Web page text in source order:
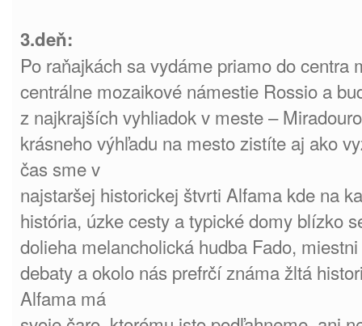
3.deň:
Po raňajkách sa vydáme priamo do centra
centrálne mozaikové námestie Rossio a
z najkrajších vyhliadok v meste –
krásneho výhľadu na mesto zistíte aj ako
čas sme v
najstaršej historickej štvrti Alfama kde na
história, úzke cesty a typické domy blízko
dolieha melancholická hudba Fado,
debaty a okolo nás prefrčí známa žltá
Alfama má